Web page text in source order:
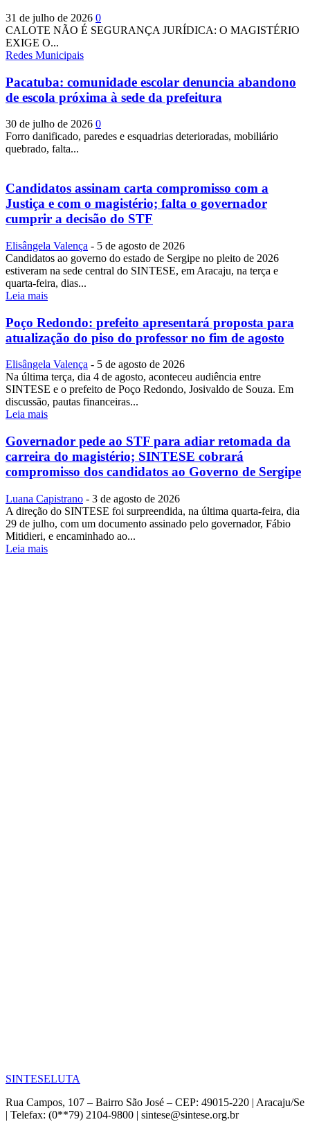
31 de julho de 2026 0
CALOTE NÃO É SEGURANÇA JURÍDICA: O MAGISTÉRIO
EXIGE O...
Redes Municipais
Pacatuba: comunidade escolar denuncia abandono
de escola próxima à sede da prefeitura
30 de julho de 2026 0
Forro danificado, paredes e esquadrias deterioradas, mobiliário
quebrado, falta...
Candidatos assinam carta compromisso com a
Justiça e com o magistério; falta o governador
cumprir a decisão do STF
Elisângela Valença - 5 de agosto de 2026
Candidatos ao governo do estado de Sergipe no pleito de 2026
estiveram na sede central do SINTESE, em Aracaju, na terça e
quarta-feira, dias...
Leia mais
Poço Redondo: prefeito apresentará proposta para
atualização do piso do professor no fim de agosto
Elisângela Valença - 5 de agosto de 2026
Na última terça, dia 4 de agosto, aconteceu audiência entre
SINTESE e o prefeito de Poço Redondo, Josivaldo de Souza. Em
discussão, pautas financeiras...
Leia mais
Governador pede ao STF para adiar retomada da
carreira do magistério; SINTESE cobrará
compromisso dos candidatos ao Governo de Sergipe
Luana Capistrano - 3 de agosto de 2026
A direção do SINTESE foi surpreendida, na última quarta-feira, dia
29 de julho, com um documento assinado pelo governador, Fábio
Mitidieri, e encaminhado ao...
Leia mais
SINTESELUTA
Rua Campos, 107 – Bairro São José – CEP: 49015-220 | Aracaju/Se
| Telefax: (0**79) 2104-9800 | sintese@sintese.org.br